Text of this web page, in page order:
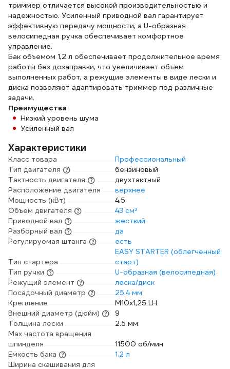
триммер отличается высокой производительностью и
надежностью. Усиленный приводной вал гарантирует
эффективную передачу мощности, а U-образная
велосипедная ручка обеспечивает комфортное
управление.
Бак объемом 1,2 л обеспечивает продолжительное время
работы без дозаправки, что увеличивает объем
выполненных работ, а режущие элементы в виде лески и
диска позволяют адаптировать триммер под различные
задачи.
Преимущества
Низкий уровень шума
Усиленный вал
Характеристики
Класс товара
Профессиональный
Тип двигателя
бензиновый
Тактность двигателя
двухтактный
Расположение двигателя
верхнее
Мощность (кВт)
4.5
Объем двигателя
43 см³
Приводной вал
жесткий
Разборный вал
да
Регулируемая штанга
есть
Тип стартера
EASY STARTER (облегченный
старт)
Тип ручки
U-образная (велосипедная)
Режущий элемент
леска/диск
Посадочный диаметр
25.4 мм
Крепление
М10х1,25 LH
Внешний диаметр (дюйм)
9
Толщина лески
2.5 мм
Max частота вращения
шпинделя
11500 об/мин
Емкость бака
1.2 л
Ширина скашивания для